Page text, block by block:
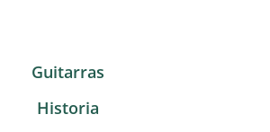
Guitarras
Historia